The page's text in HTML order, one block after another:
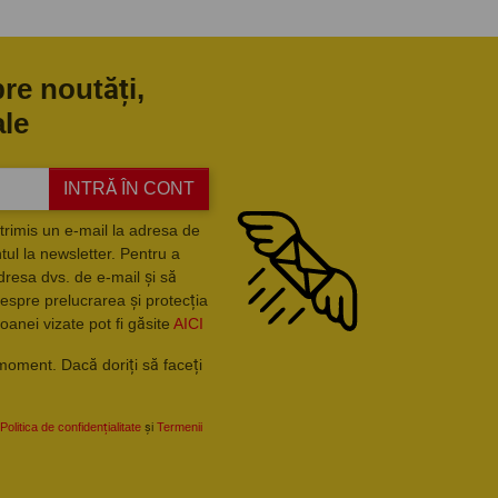
noutăți,
INTRĂ ÎN CONT
un e-mail la adresa de
la newsletter. Pentru a
dvs. de e-mail și să
prelucrarea și protecția
vizate pot fi găsite AICI
Dacă doriți să faceți
Politica de confidențialitate și Termenii